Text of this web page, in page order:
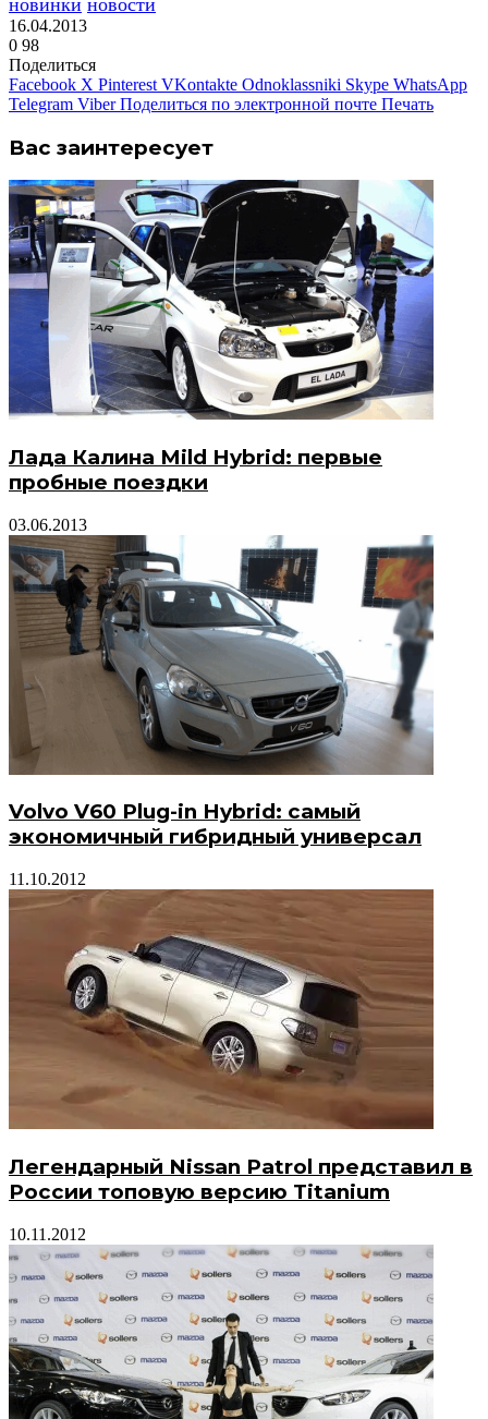
16.04.2013
0 98
Поделиться
Facebook X Pinterest VKontakte Odnoklassniki Skype WhatsApp
Telegram Viber Поделиться по электронной почте Печать
Вас заинтересует
Лада Калина Mild Hybrid: первые
пробные поездки
03.06.2013
Volvo V60 Plug-in Hybrid: самый
экономичный гибридный универсал
11.10.2012
Легендарный Nissan Patrol представил в
России топовую версию Titanium
10.11.2012